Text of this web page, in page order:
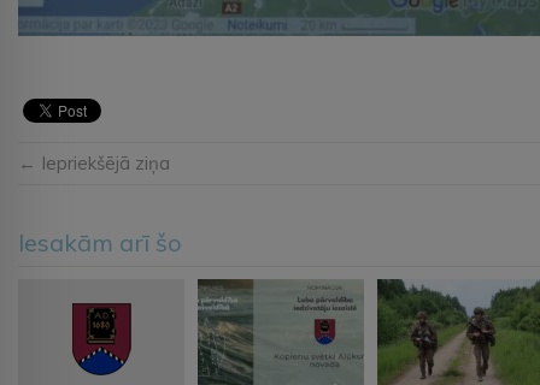
← Iepriekšējā ziņa
Iesakām arī šo